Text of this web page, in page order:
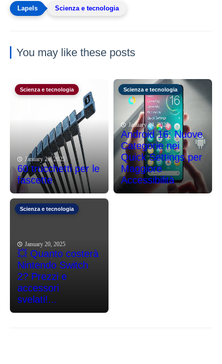
Scienza e tecnologia
You may like these posts
Scienza e tecnologia
January 26, 2025
60 trucchetti per le
fascette
Scienza e tecnologia
January 24, 2025
Android 16: Nuove
Categorie nei
Quick Settings per
Maggiore
Accessibilità
Scienza e tecnologia
January 20, 2025
💥 Quanto costerà
Nintendo Switch
2? Prezzi e
accessori
svelati!...